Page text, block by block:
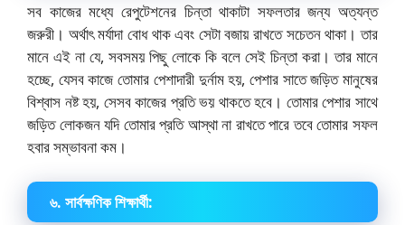
সব কাজের মধ্যে রেপুটেশনের চিন্তা থাকাটা সফলতার জন্য অত্যন্ত
জরুরী। অর্থাৎ মর্যাদা বোধ থাক এবং সেটা বজায় রাখতে সচেতন থাকা। তার
মানে এই না যে, সবসময় পিছু লোকে কি বলে সেই চিন্তা করা। তার মানে
হচ্ছে, যেসব কাজে তোমার পেশাদারী দুর্নাম হয়, পেশার সাতে জড়িত মানুষের
বিশ্বাস নষ্ট হয়, সেসব কাজের প্রতি ভয় থাকতে হবে। তোমার পেশার সাথে
জড়িত লোকজন যদি তোমার প্রতি আস্থা না রাখতে পারে তবে তোমার সফল
হবার সম্ভাবনা কম।
৬. সার্বক্ষণিক শিক্ষার্থী: